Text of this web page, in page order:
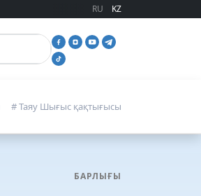
RU KZ
# Таяу Шығыс қақтығысы
БАРЛЫҒЫ